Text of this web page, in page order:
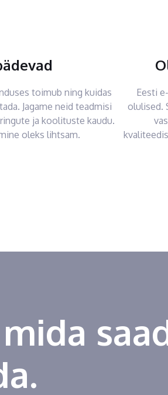
toimub ning kuidas
Jagame neid teadmisi
ja koolituste kaudu.
oleks lihtsam.
Eesti
olulised.